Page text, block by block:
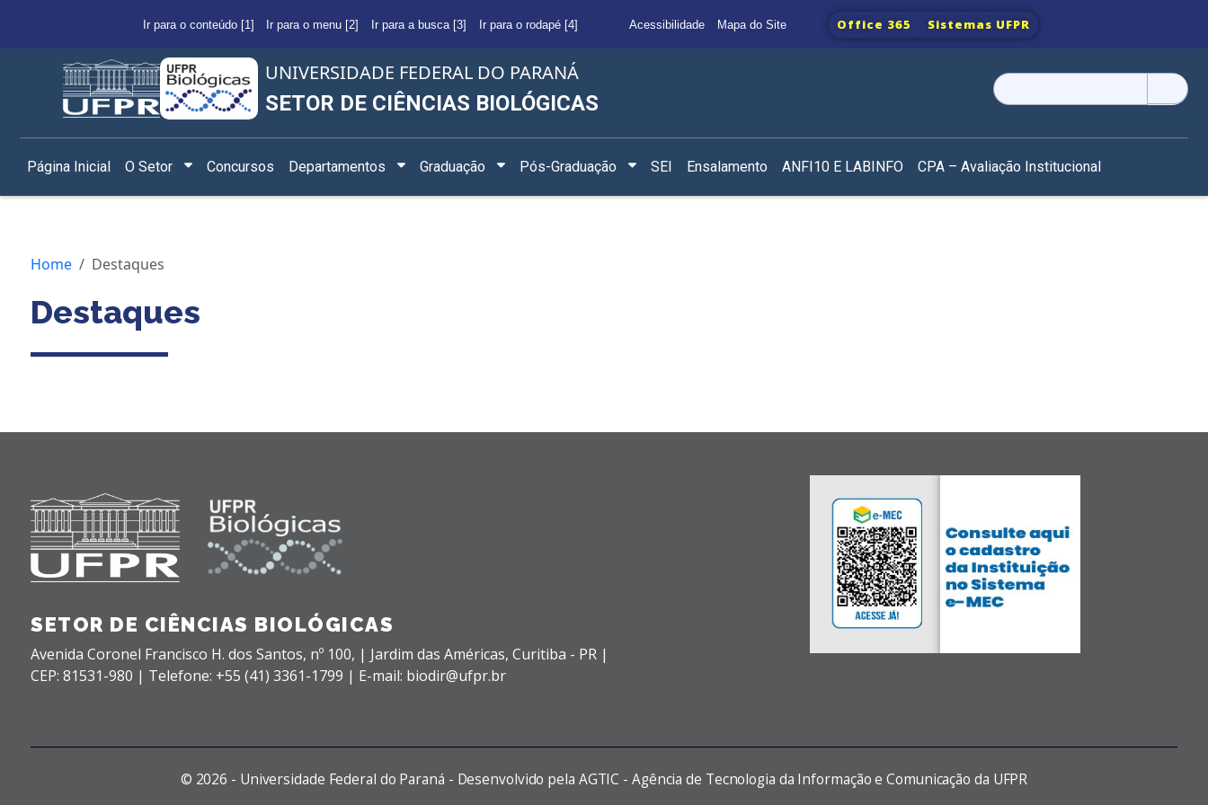
Ir para o conteúdo [1] Ir para o menu [2] Ir para a busca [3] Ir para o rodapé [4] Acessibilidade Mapa do Site Office 365 Sistemas UFPR
UNIVERSIDADE FEDERAL DO PARANÁ
SETOR DE CIÊNCIAS BIOLÓGICAS
Pesquisar
por:
Página Inicial O Setor Concursos Departamentos Graduação Pós-Graduação SEI Ensalamento ANFI10 E LABINFO CPA – Avaliação Institucional
Home Destaques
Destaques
SETOR DE CIÊNCIAS BIOLÓGICAS
Avenida Coronel Francisco H. dos Santos, nº 100, | Jardim das Américas, Curitiba - PR |
CEP: 81531-980 | Telefone: +55 (41) 3361-1799 | E-mail: biodir@ufpr.br
© 2026 - Universidade Federal do Paraná - Desenvolvido pela AGTIC - Agência de Tecnologia da Informação e Comunicação da UFPR